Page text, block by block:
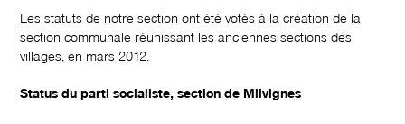
Les statuts de notre section ont été votés à la création de la
section communale réunissant les anciennes sections des
villages, en mars 2012.
Status du parti socialiste, section de Milvignes